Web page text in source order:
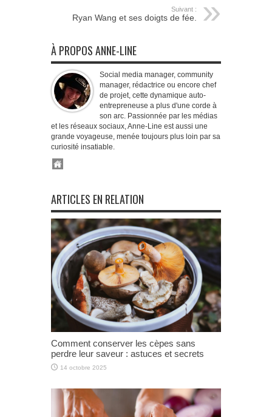
Suivant :
Ryan Wang et ses doigts de fée.
À PROPOS ANNE-LINE
Social media manager, community
manager, rédactrice ou encore chef
de projet, cette dynamique auto-
entrepreneuse a plus d'une corde à
son arc. Passionnée par les médias
et les réseaux sociaux, Anne-Line est aussi une
grande voyageuse, menée toujours plus loin par sa
curiosité insatiable.
ARTICLES EN RELATION
Comment conserver les cèpes sans
perdre leur saveur : astuces et secrets
14 octobre 2025